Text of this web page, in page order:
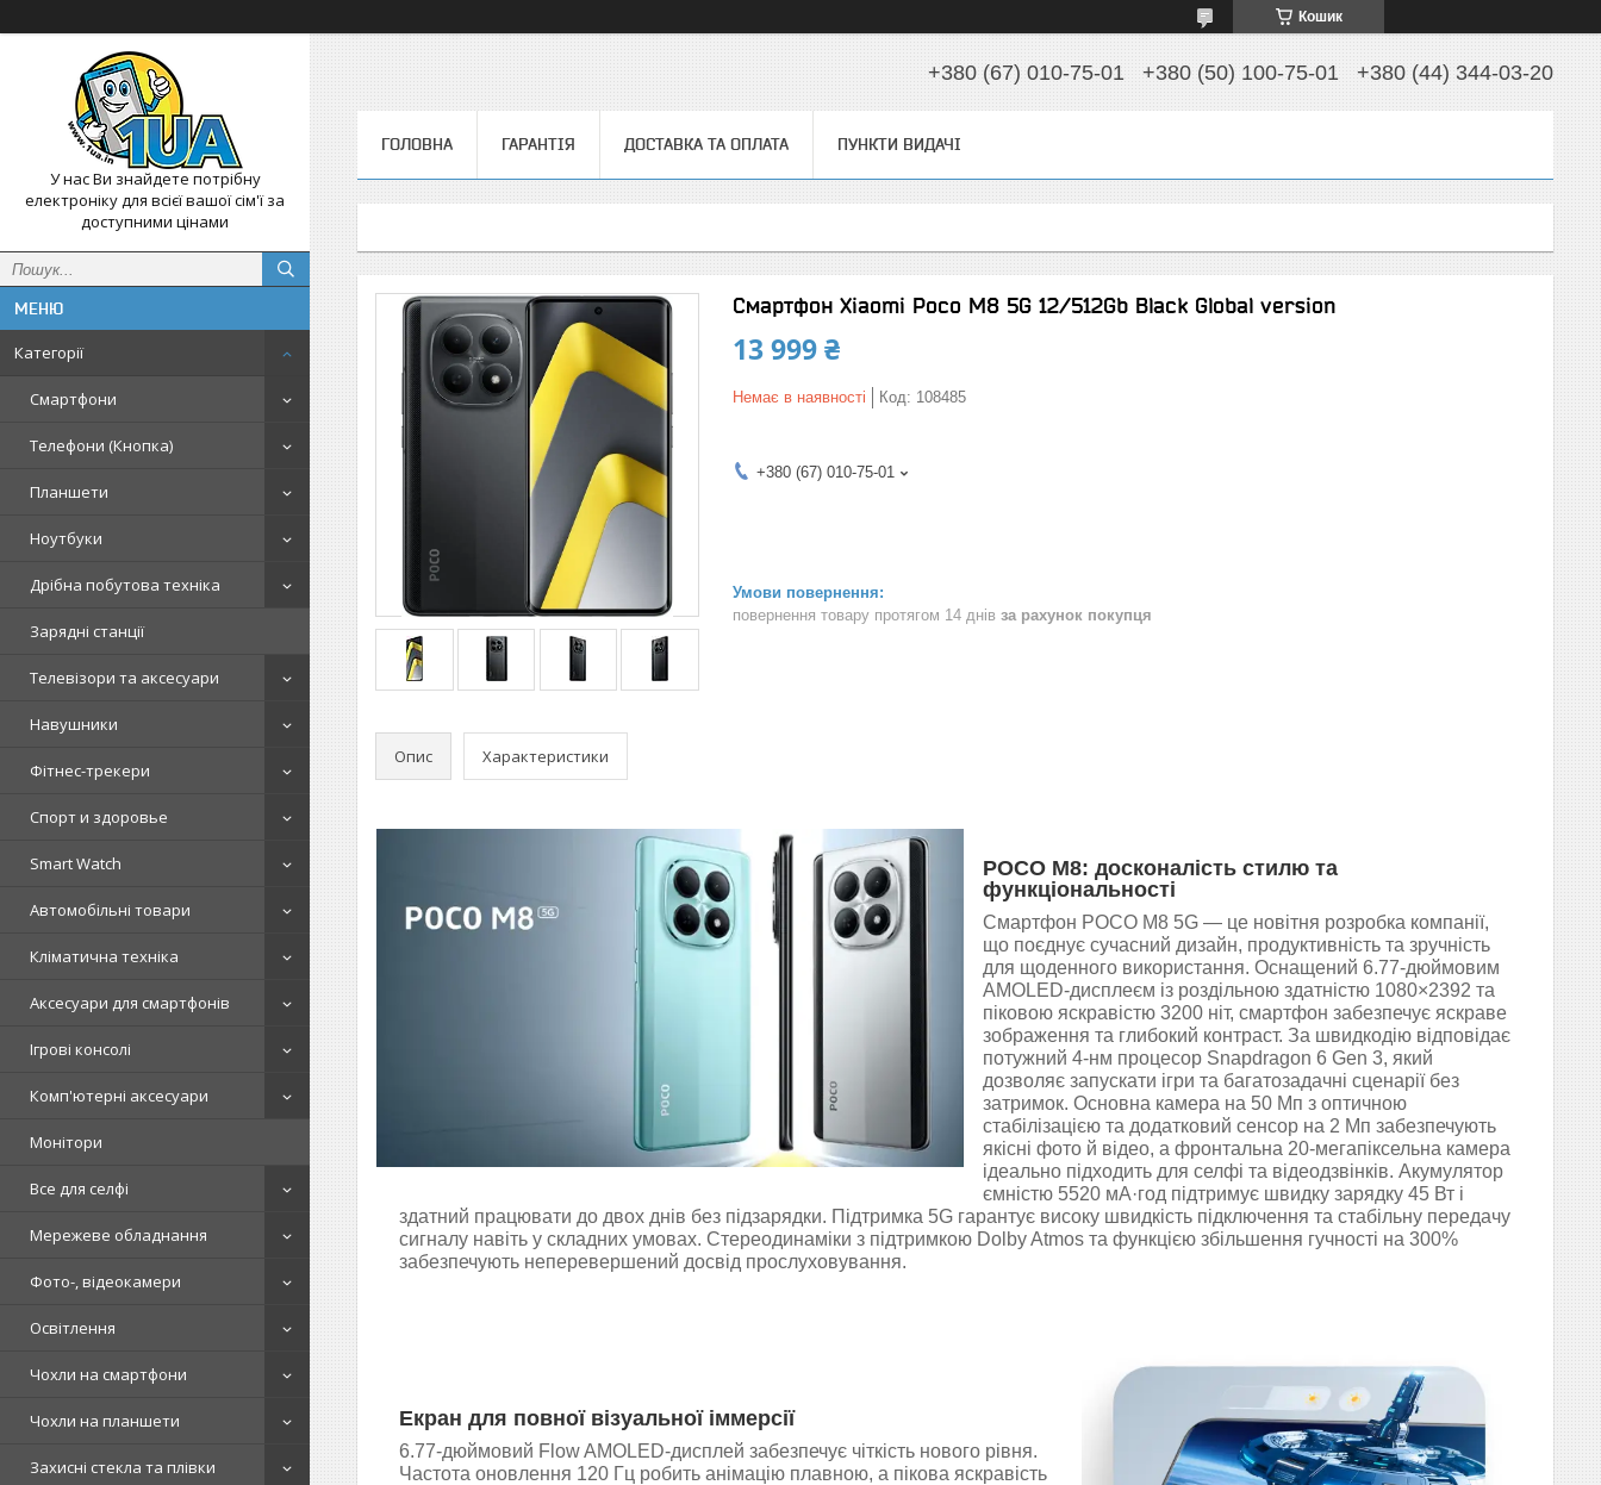
Кошик
У нас Ви знайдете потрібну
електроніку для всієї вашої сім'ї за
доступними цінами
Категорії
Смартфони
Телефони (Кнопка)
Планшети
Ноутбуки
Дрібна побутова техніка
Зарядні станції
Телевізори та аксесуари
Навушники
Фітнес-трекери
Спорт и здоровье
Smart Watch
Автомобільні товари
Кліматична техніка
Аксесуари для смартфонів
Ігрові консолі
Комп'ютерні аксесуари
Монітори
Все для селфі
Мережеве обладнання
Фото-, відеокамери
Освітлення
Чохли на смартфони
Чохли на планшети
Захисні стекла та плівки
+380 (67) 010-75-01 +380 (50) 100-75-01 +380 (44) 344-03-20
ГОЛОВНА ГАРАНТІЯ ДОСТАВКА ТА ОПЛАТА ПУНКТИ ВИДАЧІ
Смартфон Xiaomi Poco M8 5G 12/512Gb Black Global version
13 999 ₴
Немає в наявності Код: 108485
+380 (67) 010-75-01
повернення товару протягом 14 днів за рахунок покупця
Опис Характеристики
POCO M8: досконалість стилю та
функціональності
Смартфон POCO M8 5G — це новітня розробка компанії,
що поєднує сучасний дизайн, продуктивність та зручність
для щоденного використання. Оснащений 6.77-дюймовим
AMOLED-дисплеєм із роздільною здатністю 1080×2392 та
піковою яскравістю 3200 ніт, смартфон забезпечує яскраве
зображення та глибокий контраст. За швидкодію відповідає
потужний 4-нм процесор Snapdragon 6 Gen 3, який
дозволяє запускати ігри та багатозадачні сценарії без
затримок. Основна камера на 50 Мп з оптичною
стабілізацією та додатковий сенсор на 2 Мп забезпечують
якісні фото й відео, а фронтальна 20-мегапіксельна камера
ідеально підходить для селфі та відеодзвінків. Акумулятор
ємністю 5520 мА·год підтримує швидку зарядку 45 Вт і
здатний працювати до двох днів без підзарядки. Підтримка 5G гарантує високу швидкість підключення та стабільну передачу
сигналу навіть у складних умовах. Стереодинаміки з підтримкою Dolby Atmos та функцією збільшення гучності на 300%
забезпечують неперевершений досвід прослуховування.
Екран для повної візуальної іммерсії
6.77-дюймовий Flow AMOLED-дисплей забезпечує чіткість нового рівня.
Частота оновлення 120 Гц робить анімацію плавною, а пікова яскравість